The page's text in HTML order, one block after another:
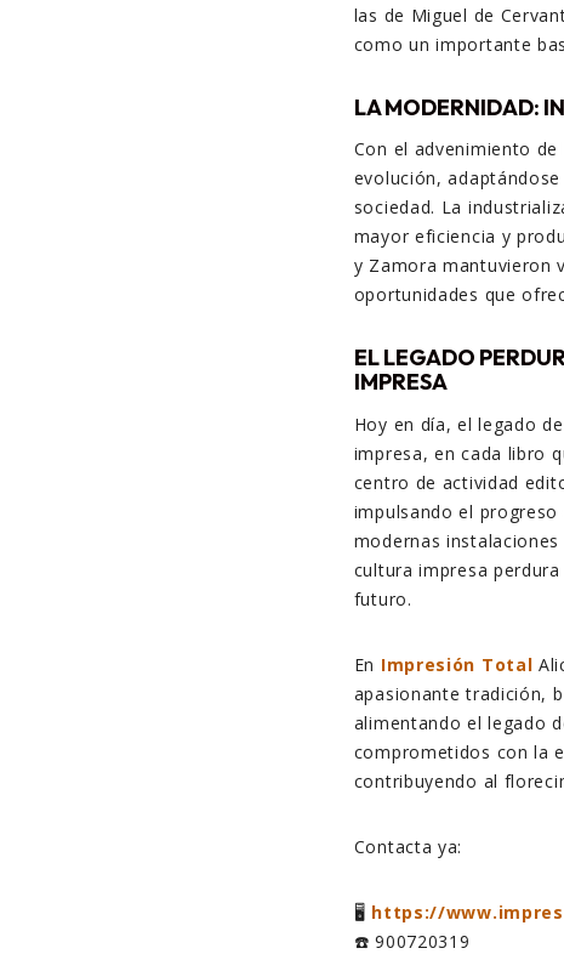
las de Miguel de
como un importante
LA MODERNIDAD:
Con el advenimiento
evolución,
sociedad. La
mayor eficiencia y
y Zamora mantuvieron
oportunidades que
EL LEGADO
IMPRESA
Hoy en día, el legado
impresa, en cada libro
centro de actividad
impulsando el
modernas
cultura impresa
futuro.
En Impresión Total
apasionante tradición,
alimentando el legado
comprometidos con la
contribuyendo al
Contacta ya:
🖥️ https://
☎️ 900720319